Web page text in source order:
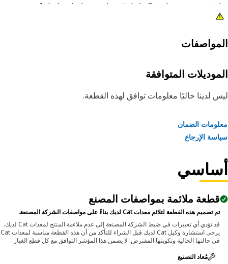
It helps in loosening tightly fitted components
delivering focused force, making disassembly tasks
maintenance work. The driver supports accurate
chances of misalignment or surface
• Suitable for removing pins and bolts greater than 2
and up to 2.5 inch (63.5 mm) in
and bolts require removal from assemblies, and
controlled and efficient removal without
surrounding
المتوافقة
لدينا حاليًا معلومات توافق لهذه القطعة.
الضمان
الإرجاع
قطعة ملائمة بمواصفات المصنع
تم تصميم هذه القطعة لتلائم معدات Cat لديك بناءً على مواصفات الشركة المصنعة.
قد تؤدي أي تغييرات في ضبط الشركة المصنعة إلى عدم ملاءمة المنتج لمعدات Cat لديك.
يرجى استشارة وكيل Cat لديك قبل الشراء للتأكد من أن هذه القطعة مناسبة لمعدات Cat
في حالتها الحالية وتكوينها المفترض. لا يضمن هذا المؤشر التوافق مع كل قطع الغيار.
مُعاد التصنيع